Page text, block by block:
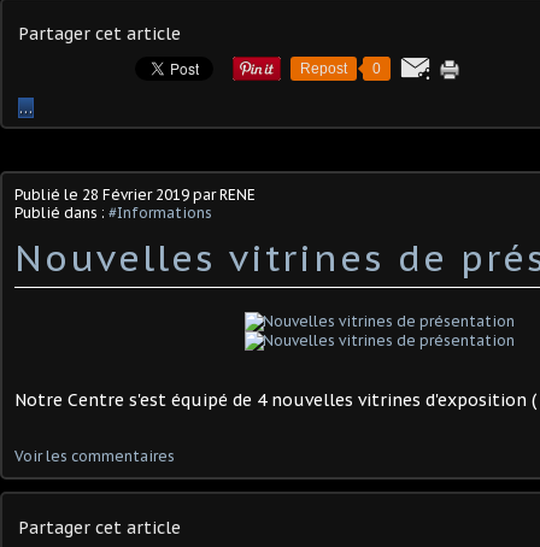
Partager cet article
Repost 0
…
Publié le 28 Février 2019 par RENE
Publié dans : #Informations
Nouvelles vitrines de
Notre Centre s'est équipé de 4 nouvelles vitrines d'exposition (
Voir les commentaires
Partager cet article